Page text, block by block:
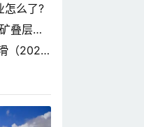
怎么了?
叠层认
（2024.